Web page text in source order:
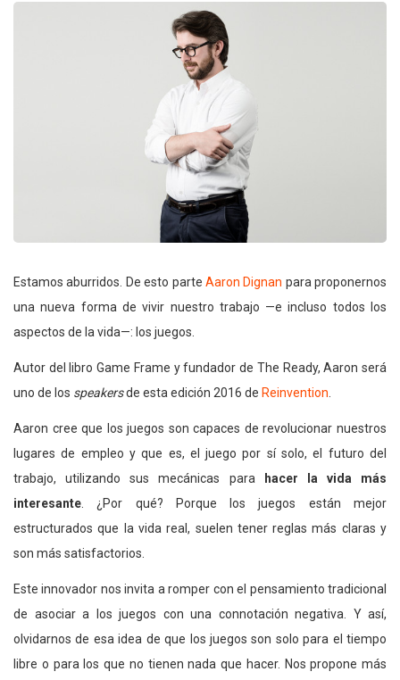
Estamos aburridos. De esto parte Aaron Dignan para proponernos
una nueva forma de vivir nuestro trabajo —e incluso todos los
aspectos de la vida—: los juegos.
Autor del libro Game Frame y fundador de The Ready, Aaron será
uno de los speakersde esta edición 2016 de Reinvention
Aaron cree que los juegos son capaces de revolucionar nuestros
lugares de empleo y que es, el juego por sí solo, el futuro del
trabajo, utilizando sus mecánicas para
hacer la vida más
interesante . ¿Por qué? Porque los juegos están mejor
estructurados que la vida real, suelen tener reglas más claras y
son más satisfactorios.
Este innovador nos invita a romper con el pensamiento tradicional
de asociar a los juegos con una connotación negativa. Y así,
olvidarnos de esa idea de que los juegos son solo para el tiempo
libre o para los que no tienen nada que hacer. Nos propone más